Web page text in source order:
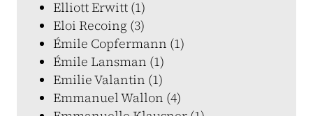
Elliott Erwitt (1)
Eloi Recoing (3)
Émile Copfermann (1)
Émile Lansman (1)
Emilie Valantin (1)
Emmanuel Wallon (4)